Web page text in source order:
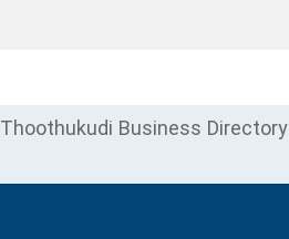
Thoothukudi Business Directory